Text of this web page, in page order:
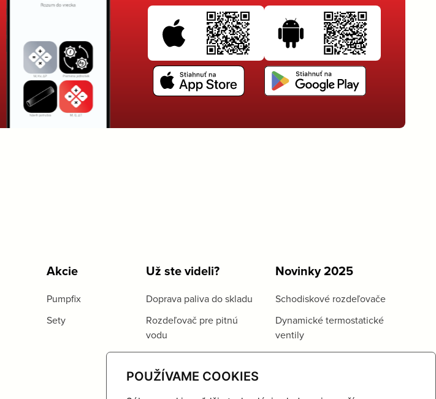
POUŽÍVAME COOKIES
Akcie
Pumpfix
Sety
Už ste videli?
Doprava paliva do skladu
Rozdeľovač pre pitnú
vodu
Novinky 2025
Schodiskové rozdeľovače
Dynamické termostatické
ventily